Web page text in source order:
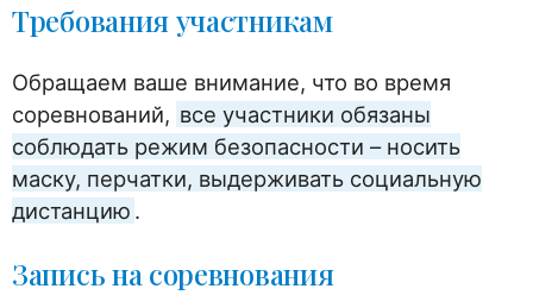
Требования участникам
Обращаем ваше внимание, что во время
соревнований, все участники обязаны
соблюдать режим безопасности – носить
маску, перчатки, выдерживать социальную
дистанцию .
Запись на соревнования